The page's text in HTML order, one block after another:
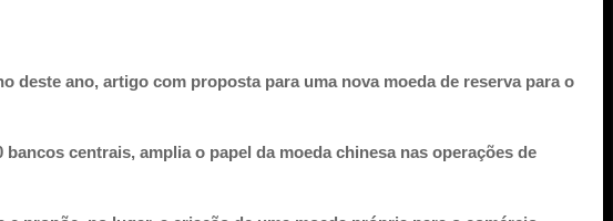
ano, artigo com proposta para uma nova moeda de reserva para o
centrais, amplia o papel da moeda chinesa nas operações de